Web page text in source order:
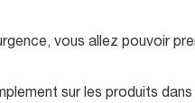
vous allez pouvoir
sur les produits